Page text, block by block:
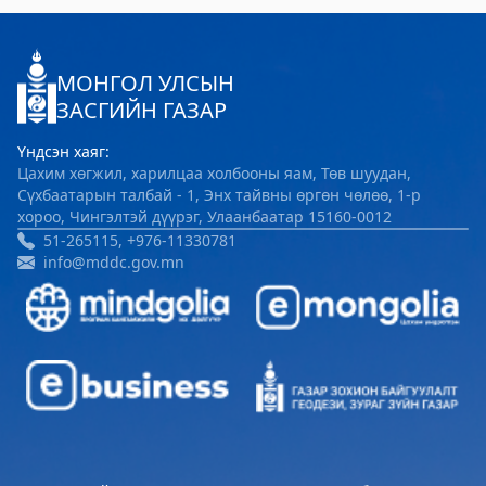
2024-08-12 08:33:05
Дэлгэрэнгүй
Хөвсгөл аймгийн Хүнс хөдөө, аж ахуйн
газар
2024-08-06 08:04:47
Дэлгэрэнгүй
МОНГОЛ УЛСЫН
ЗАСГИЙН ГАЗАР
Үндсэн хаяг:
Цахим хөгжил, харилцаа холбооны яам, Төв шуудан,
Сүхбаатарын талбай - 1, Энх тайвны өргөн чөлөө, 1-р
хороо, Чингэлтэй дүүрэг, Улаанбаатар 15160-0012
51-265115, +976-11330781
info@mddc.gov.mn